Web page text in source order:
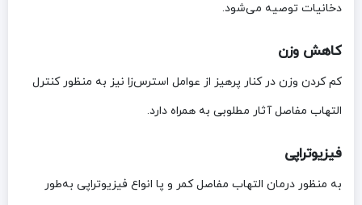
دخانیات توصیه می‌شود.
کاهش وزن
کم کردن وزن در کنار پرهیز از عوامل استرس‌زا نیز به منظور کنترل
التهاب مفاصل آثار مطلوبی به همراه دارد.
فیزیوتراپی
به منظور درمان التهاب مفاصل کمر و پا انواع فیزیوتراپی به‌طور